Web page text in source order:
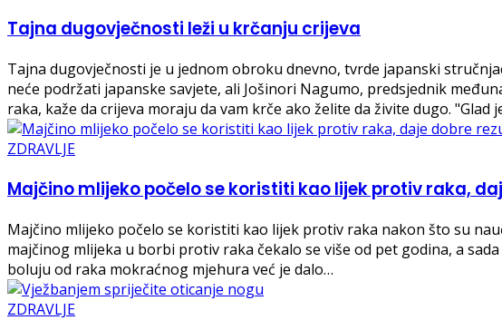
Tajna dugovječnosti leži u krčanju crijeva
Tajna dugovječnosti je u jednom obroku dnevno, tvrde japanski
neće podržati japanske savjete, ali Jošinori Nagumo, predsjednik
raka, kaže da crijeva moraju da vam krče ako želite da živite dugo. "Glad
ZDRAVLJE
Majčino mlijeko počelo se koristiti kao lijek protiv raka,
Majčino mlijeko počelo se koristiti kao lijek protiv raka nakon što su
majčinog mlijeka u borbi protiv raka čekalo se više od pet godina, a
boluju od raka mokraćnog mjehura već je dalo…
ZDRAVLJE